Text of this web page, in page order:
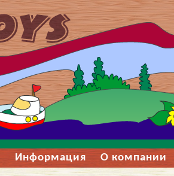
Информация О компании